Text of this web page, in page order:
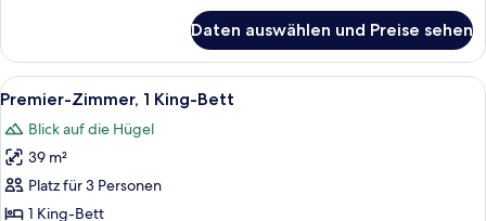
Zimmer,
1 King-
Bett
Daten auswählen und Preise sehen
Alle
Fotos
für
Premier-
Zimmer,
1 King-
Ein Hotelzimmer mit einem großen
8
Premier-Zimmer, 1 King-Bett
Blick auf die Hügel
39 m²
Platz für 3 Personen
1 King-Bett